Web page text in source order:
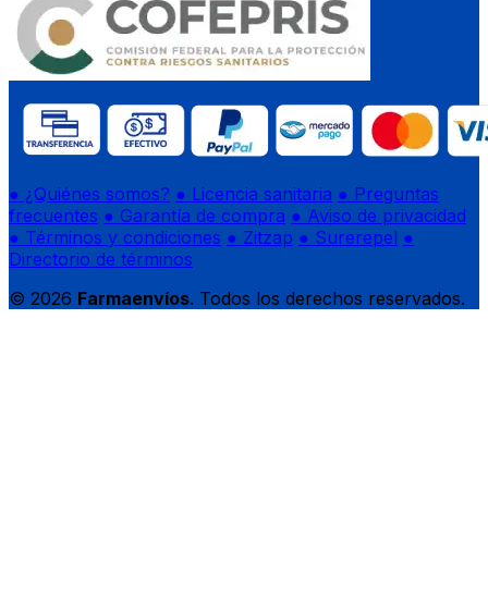
● ¿Quiénes somos? ● Licencia sanitaria ● Preguntas
frecuentes ● Garantía de compra ● Aviso de privacidad
● Términos y condiciones ● Zitzap ● Surerepel ●
Directorio de términos
© 2026 Farmaenvíos. Todos los derechos reservados.